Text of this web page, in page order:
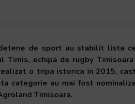
de sport au stabilit lista
echipa de rugby
o tripa istorica in 2015,
categorie au mai fost
Timisoara.